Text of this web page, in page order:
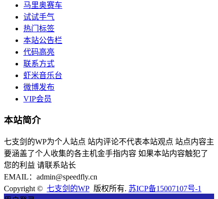
马里奥赛车
试试手气
热门标签
本站公告栏
代码高亮
联系方式
虾米音乐台
微博发布
VIP会员
本站简介
七支剑的WP为个人站点 站内评论不代表本站观点 站点内容主
要涵盖了个人收集的各主机金手指内容 如果本站内容触犯了
您的利益 请联系站长
EMAIL：admin@speedfly.cn
Copyright © 七支剑的WP 版权所有. 苏ICP备15007107号-1